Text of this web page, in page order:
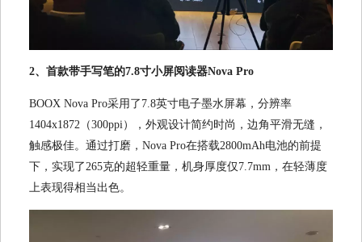
2、首款带手写笔的7.8寸小屏阅读器Nova Pro
BOOX Nova Pro采用了7.8英寸电子墨水屏幕，分辨率
1404x1872（300ppi），外观设计简约时尚，边角平滑无缝，
触感极佳。通过打磨，Nova Pro在搭载2800mAh电池的前提
下，实现了265克的超轻重量，机身厚度仅7.7mm，在轻薄度
上表现得相当出色。